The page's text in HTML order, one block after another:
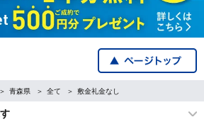
青森県 全て 敷金礼金なし